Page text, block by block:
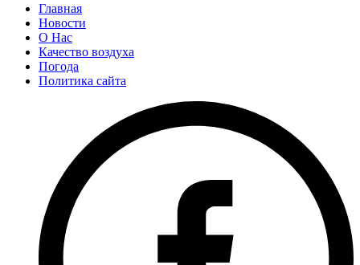
Главная
Новости
О Нас
Качество воздуха
Погода
Политика сайта